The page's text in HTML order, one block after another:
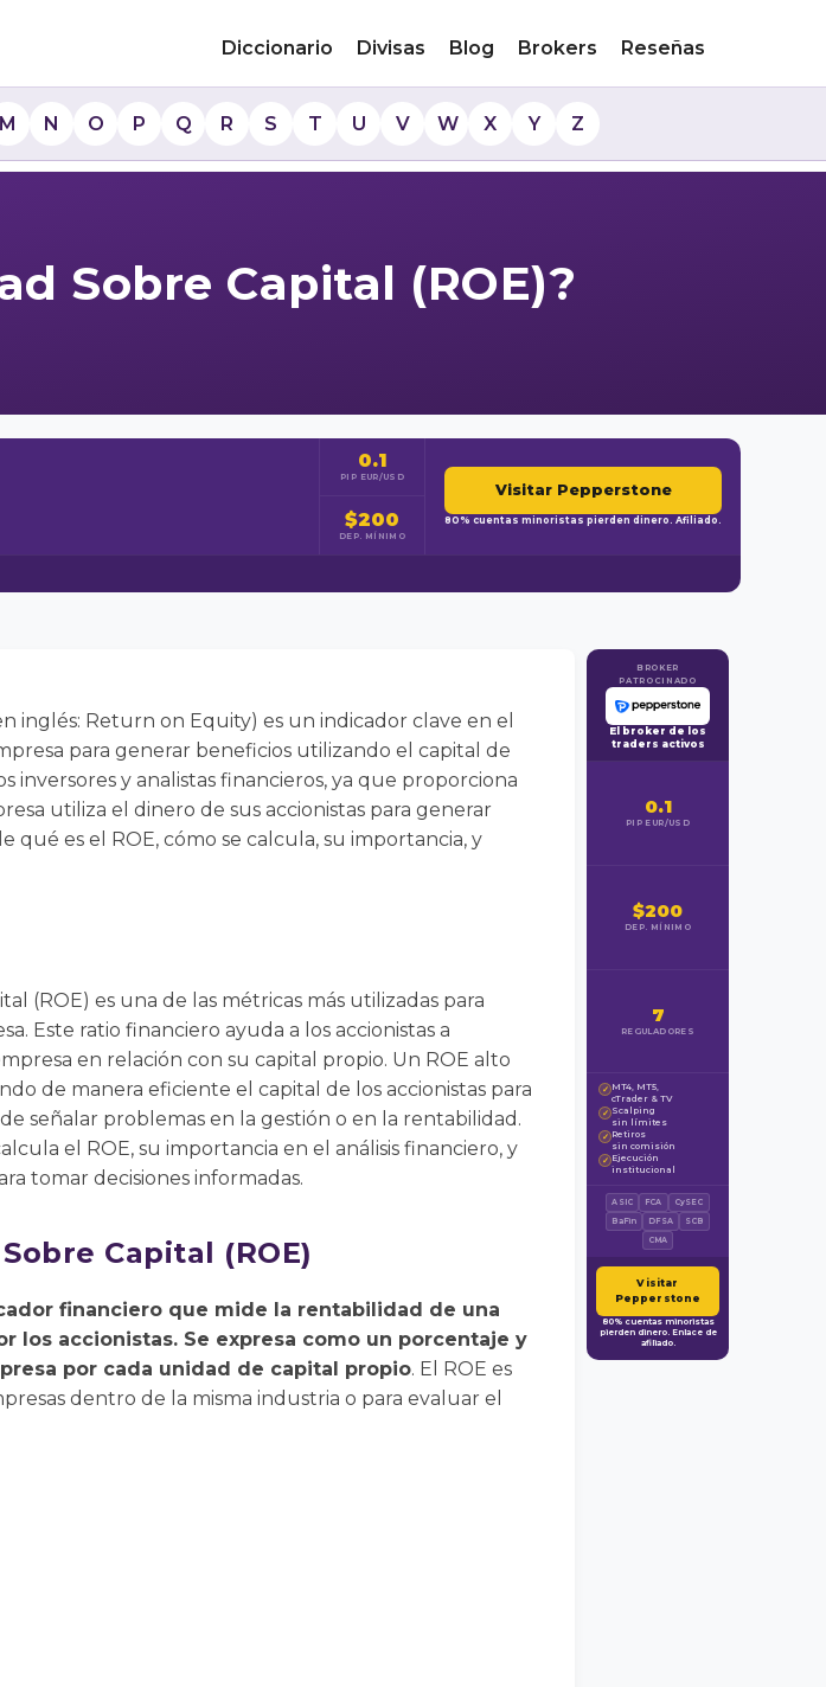
Diccionario Divisas Blog Brokers Reseñas
M N O P Q R S T U V W X Y Z
Sobre Capital (ROE)?
0.1
PIP EUR/USD
$200
DEP. MÍNIMO
Visitar Pepperstone
80% cuentas minoristas pierden dinero. Afiliado.
inglés: Return on Equity) es un indicador clave en el
para generar beneficios utilizando el capital de
inversores y analistas financieros, ya que proporciona
utiliza el dinero de sus accionistas para generar
es el ROE, cómo se calcula, su importancia, y
(ROE) es una de las métricas más utilizadas para
Este ratio financiero ayuda a los accionistas a
en relación con su capital propio. Un ROE alto
de manera eficiente el capital de los accionistas para
señalar problemas en la gestión o en la rentabilidad.
el ROE, su importancia en el análisis financiero, y
tomar decisiones informadas.
Capital (ROE)
financiero que mide la rentabilidad de una
los accionistas. Se expresa como un porcentaje y
por cada unidad de capital propio. El ROE es
dentro de la misma industria o para evaluar el
BROKER
PATROCINADO
El broker de los
traders activos
0.1
PIP EUR/USD
$200
DEP. MÍNIMO
7
REGULADORES
✓ MT4, MT5,
cTrader & TV
✓ Scalping
sin límites
✓ Retiros
sin comisión
✓ Ejecución
institucional
ASIC FCA
CySEC
BaFin
DFSA
SCB
CMA
Visitar
Pepperstone
80% cuentas minoristas
pierden dinero. Enlace de
afiliado.